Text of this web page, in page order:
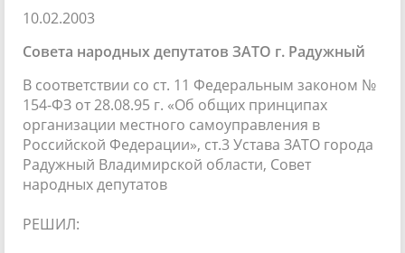
10.02.2003
Совета народных депутатов ЗАТО г. Радужный
В соответствии со ст. 11 Федеральным законом №
154-ФЗ от 28.08.95 г. «Об общих принципах
организации местного самоуправления в
Российской Федерации», ст.3 Устава ЗАТО города
Радужный Владимирской области, Совет
народных депутатов
РЕШИЛ: